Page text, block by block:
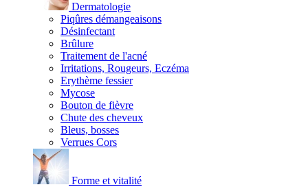
Dermatologie
Piqûres démangeaisons
Désinfectant
Brûlure
Traitement de l'acné
Irritations, Rougeurs, Eczéma
Erythème fessier
Mycose
Bouton de fièvre
Chute des cheveux
Bleus, bosses
Verrues Cors
Forme et vitalité